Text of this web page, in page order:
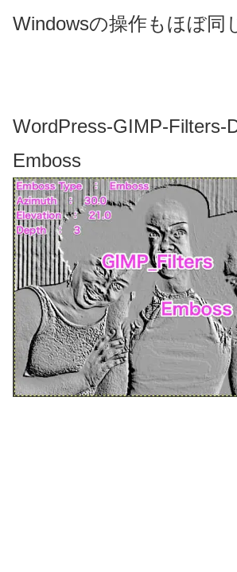
Windowsの操作もほぼ同
WordPress-GIMP-Filters-
Emboss